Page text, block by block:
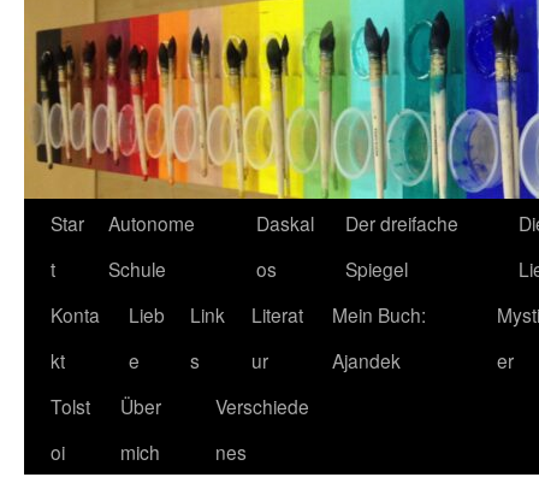
Star
t
Autonome
Schule
Daskal
os
Der dreifache
Spiegel
Konta
kt
Lieb
e
Link
s
Literat
ur
Mein Buch:
Ajandek
er
Tolst
oi
Über
mich
Verschiede
nes